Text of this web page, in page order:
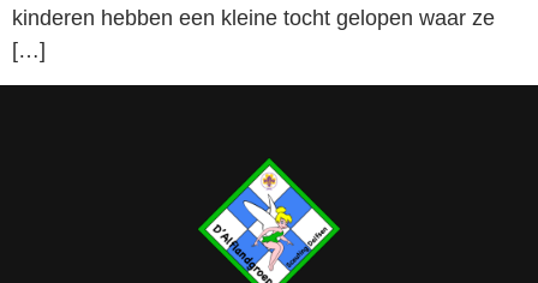
kinderen hebben een kleine tocht gelopen waar ze
[…]